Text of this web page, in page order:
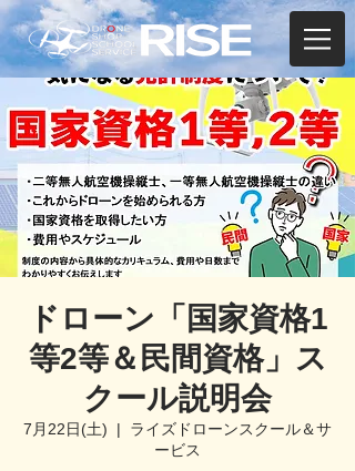
ドローン「国家資格1
等2等＆民間資格」ス
クール説明会
7月22日(土)
  |
ライズドローンスクール＆サ
ービス